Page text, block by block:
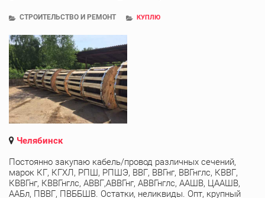
СТРОИТЕЛЬСТВО И РЕМОНТ КУПЛЮ
Челябинск
Постоянно закупаю кабель/провод различных сечений,
марок КГ, КГХЛ, РПШ, РПШЭ, ВВГ, ВВГнг, ВВГнглс, КВВГ,
КВВГнг, КВВГнглс, АВВГ,АВВГнг, АВВГнглс, ААШВ, ЦААШВ,
ААБл, ПВВГ, ПВББШВ. Остатки, неликвиды. Опт, крупный